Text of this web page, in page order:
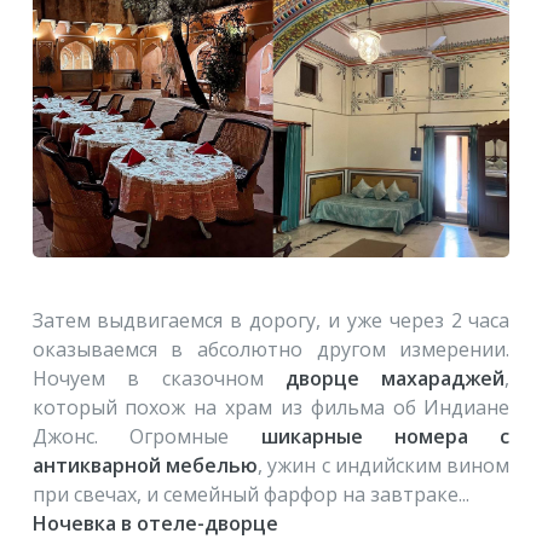
Затем выдвигаемся в дорогу, и уже через 2 часа
оказываемся в абсолютно другом измерении.
Ночуем в сказочном дворце махараджей,
который похож на храм из фильма об Индиане
Джонс. Огромные шикарные номера с
антикварной мебелью, ужин с индийским вином
при свечах, и семейный фарфор на завтраке...
Ночевка в отеле-дворце